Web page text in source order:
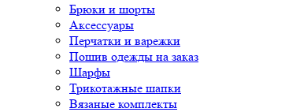
Брюки и шорты
Аксессуары
Перчатки и варежки
Пошив одежды на заказ
Шарфы
Трикотажные шапки
Вязаные комплекты